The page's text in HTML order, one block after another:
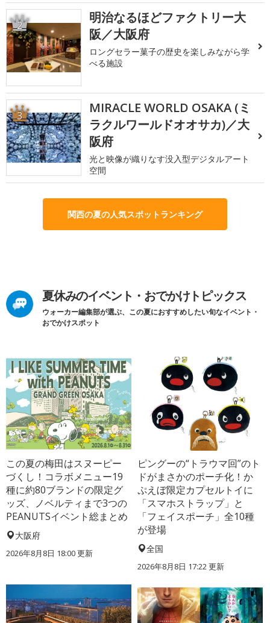
2
明治なるほどファクトリー大
阪／大阪府
ロングセラー菓子の歴史を楽しみながら学
べる施設
3
MIRACLE WORLD OSAKA (ミ
ラクルワールドオオサカ)／大
阪府
光と映像が織りなす没入型デジタルアート
空間
関西の夏の人気スポットランキング
夏休みのイベント・おでかけトピックス
ウォーカー編集部が選ぶ、この夏におすすめしたい旬なイベント・
おでかけスポット
この夏の梅田はスヌーピー
づくし！コラボメニュー19
種に約80ブランドの限定グ
ッズ、ノベルティまで3つの
PEANUTSイベント総まとめ
大阪府
2026年8月8日 18:00更新
ピングーの“トラウマ回”のト
ドがまさかのポーチ化！か
ぷえぼ限定カプセルトイに
「スマホストラップ」と
「フェイスポーチ」全10種
が登場
全国
2026年8月8日 17:22更新